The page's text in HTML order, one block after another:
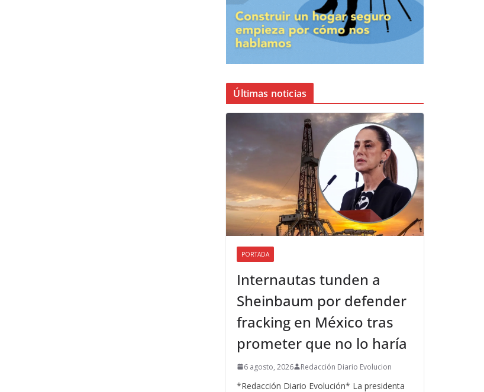
Últimas noticias
PORTADA
Internautas tunden a
Sheinbaum por defender
fracking en México tras
prometer que no lo haría
6 agosto, 2026 Redacción Diario Evolucion
*Redacción Diario Evolución* La presidenta